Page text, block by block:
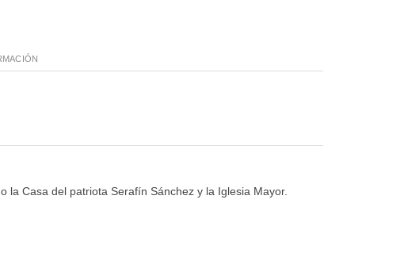
Casa del patriota Serafín Sánchez y la Iglesia Mayor.